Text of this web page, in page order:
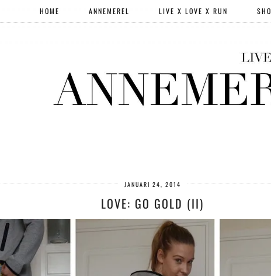
HOME ANNEMEREL LIVE X LOVE X RUN
JANUARI 24, 2014
LOVE: GO GOLD (II)